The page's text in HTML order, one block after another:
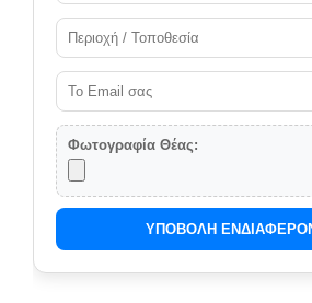
Φωτογραφία Θέας:
ΥΠΟΒΟΛΗ